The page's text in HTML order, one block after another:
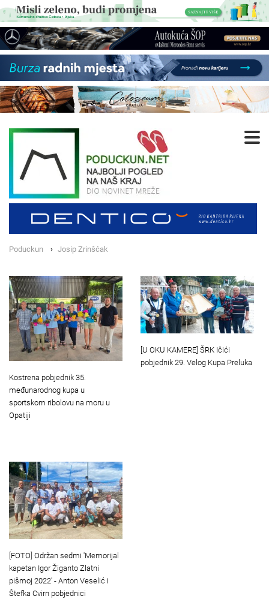
Poduckun Josip Zrinšćak
Kostrena pobjednik 35.
međunarodnog kupa u
sportskom ribolovu na moru u
Opatiji
[U OKU KAMERE] ŠRK Ičići
pobjednik 29. Velog Kupa Preluka
[FOTO] Održan sedmi 'Memorijal
kapetan Igor Žiganto Zlatni
pišmoj 2022' - Anton Veselić i
Štefka Cvirn pobjednici